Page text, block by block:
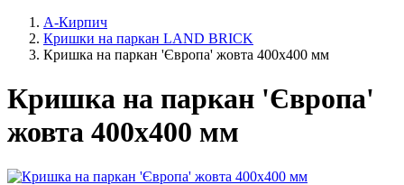
А-Кирпич
Кришки на паркан LAND BRICK
Кришка на паркан 'Європа' жовта 400х400 мм
Кришка на паркан 'Європа'
жовта 400х400 мм